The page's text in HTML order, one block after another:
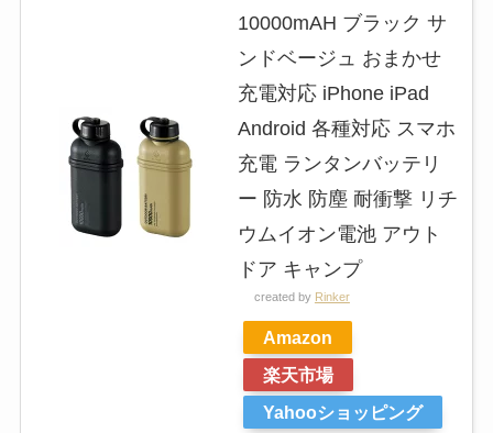
10000mAH ブラック サ
ンドベージュ おまかせ
充電対応 iPhone iPad
Android 各種対応 スマホ
充電 ランタンバッテリ
ー 防水 防塵 耐衝撃 リチ
ウムイオン電池 アウト
ドア キャンプ
created by Rinker
Amazon
楽天市場
Yahooショッピング